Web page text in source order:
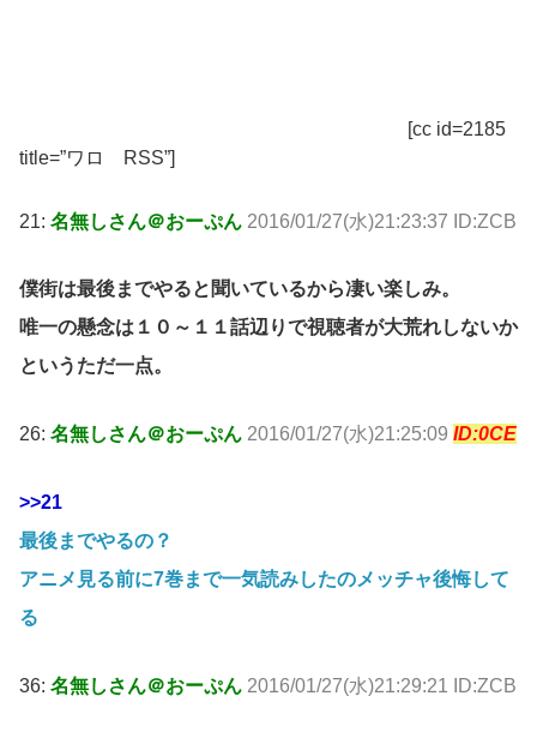
[cc id=2185
title=”ワロ RSS”]
21: 名無しさん＠おーぷん 2016/01/27(水)21:23:37 ID:ZCB
僕街は最後までやると聞いているから凄い楽しみ。
唯一の懸念は１０～１１話辺りで視聴者が大荒れしないか
というただ一点。
26: 名無しさん＠おーぷん 2016/01/27(水)21:25:09 ID:0CE
>>21
最後までやるの？
アニメ見る前に7巻まで一気読みしたのメッチャ後悔して
る
36: 名無しさん＠おーぷん 2016/01/27(水)21:29:21 ID:ZCB